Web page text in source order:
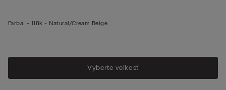
Farba: - 118k - Natural/cream Beige
Vyberte veľkosť